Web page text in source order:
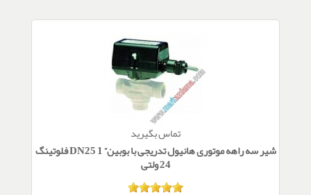
تماس بگیرید
شیر سه راهه موتوری هانیول تدریجی با بوبین” DN25 1 فلوتینگ
24 ولتی